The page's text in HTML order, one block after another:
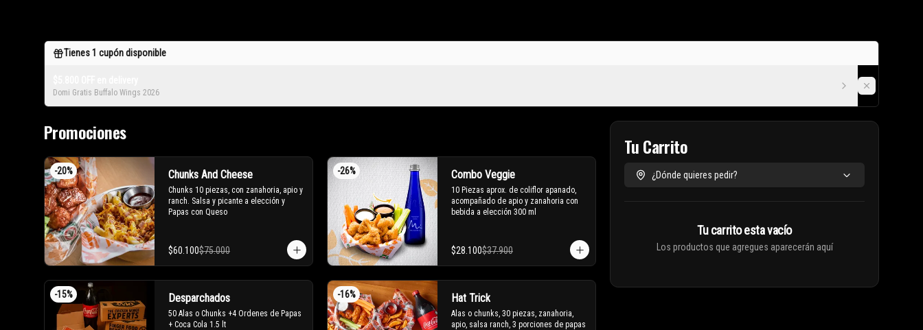
Tienes1 cupón disponible
Domi Gratis Buffalo Wings 2026
Promociones
-20% Chunks And Cheese
Chunks 10 piezas, con zanahoria, apio y
ranch. Salsa y picante a elección y
Papas con Queso
$60.100$75.000
-26% Combo Veggie
10 Piezas aprox. de coliflor apanado,
acompañado de apio y zanahoria con
bebida a elección 300 ml
$28.100$37.900
-15% Desparchados
50 Alas o Chunks +4 Ordenes de Papas
+ Coca Cola 1.5 lt
-16% Hat Trick
Alas o chunks, 30 piezas, zanahoria,
apio, salsa ranch, 3 porciones de papas
Tu Carrito
¿Dónde quieres pedir?
Tu carrito esta vacío
Los productos que agregues aparecerán aquí